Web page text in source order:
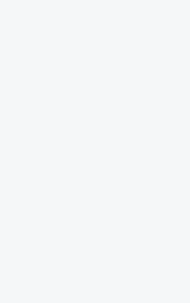
(ou à toute partie liée) qui
cet avis soit délivré.
qui devrait répondre dans
judiciaire dans un délai
demeure en suspens, à
cette pénalité ne
que les renseignements,
Cette exemption est une
serait suspendue dans